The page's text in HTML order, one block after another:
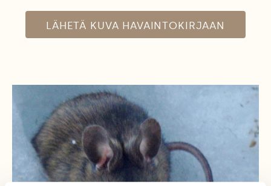
LÄHETÄ KUVA HAVAINTOKIRJAAN